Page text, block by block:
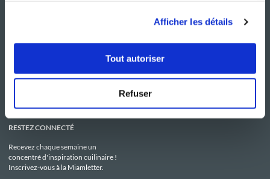
Afficher les détails
Tout autoriser
Refuser
Le Mag'
Boutique
C.G.U
Politique de confidentialité
Utilisation des Cookies
RESTEZ CONNECTÉ
Recevez chaque semaine un
concentré d'inspiration cuilinaire !
Inscrivez-vous à la Miamletter.